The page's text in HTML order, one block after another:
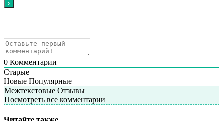
0 Комментарий
Старые
Новые Популярные
Межтекстовые Отзывы
Посмотреть все комментарии